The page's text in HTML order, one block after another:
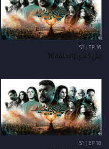
S1 | EP 16
علي كلاي | الحلقة 16
S1 | EP 18